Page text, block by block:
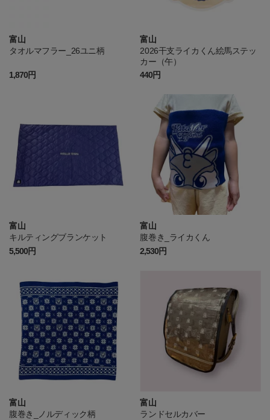
富山
タオルマフラー_26ユニ柄
1,870円
富山
2026干支ライカくん絵馬ステッ
カー（午）
440円
富山
キルティングブランケット
5,500円
富山
腹巻き_ライカくん
2,530円
富山
腹巻き_ノルディック柄
富山
ランドセルカバー